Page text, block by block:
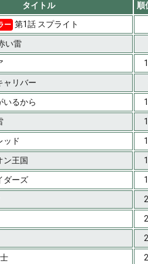
タイトル
順
ー 第1話 スプライト
い雷
ャリバー
いるから
ッド
ン王国
ダーズ